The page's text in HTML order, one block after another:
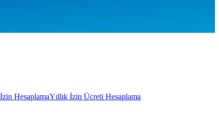
HesaplamaYıllık İzin Ücreti Hesaplama